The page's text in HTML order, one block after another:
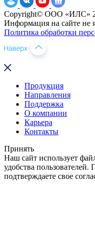
Copyright© ООО «ИЛС»
Информация на сайте не
Политика обработки
Продукция
Направления
Поддержка
О компании
Карьера
Контакты
Принять
Наш сайт использует
удобства
подтверждаете свое